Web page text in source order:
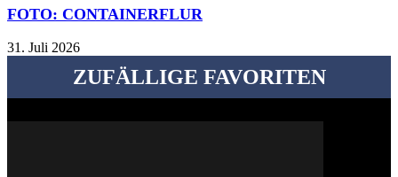
FOTO: CONTAINERFLUR
31. Juli 2026
ZUFÄLLIGE FAVORITEN